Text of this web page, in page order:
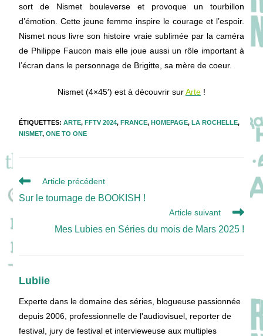
sort de Nismet bouleverse et provoque un tourbillon
d’émotion. Cette jeune femme inspire le courage et l’espoir.
Nismet nous livre son histoire vraie sublimée par la caméra
de Philippe Faucon mais elle joue aussi un rôle important à
l’écran dans le personnage de Brigitte, sa mère de coeur.
Nismet (4×45′) est à découvrir surArte !
ÉTIQUETTES:ARTE, FFTV 2024, FRANCE, HOMEPAGE, LA ROCHELLE,
NISMET, ONE TO ONE
Read
articles
Article précédent
Sur le tournage de BOOKISH !
Article suivant
Mes Lubies en Séries du mois de Mars 2025 !
Lubiie
Experte dans le domaine des séries, blogueuse passionnée
depuis 2006, professionnelle de l'audiovisuel, reporter de
festival, jury de festival et intervieweuse aux multiples